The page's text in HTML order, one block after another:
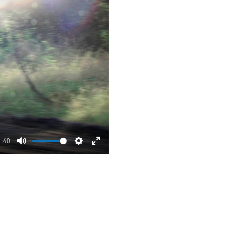
Mute Settings
Enter